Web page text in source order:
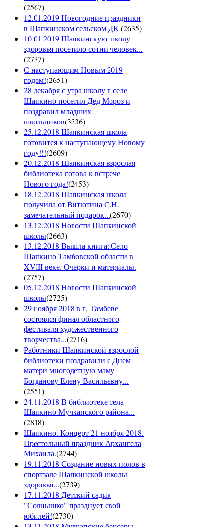
(2567)
12.01.2019 Новогодние праздники
в Шапкинском сельском ДК(2635)
10.01.2019 Шапкинскую школу
здоровья посетило сотни человек...
(2737)
С наступающим Новым 2019
годом!(2651)
28 декабря с утра школу в селе
Шапкино посетил Дед Мороз и
поздравил младших
школьников(3336)
25.12.2018 Шапкинская школа
готовится к наступающему Новому
году!!!(2609)
20.12.2018 Шапкинская взрослая
библиотека готова к встрече
Нового года!(2453)
18.12.2018 Шапкинская школа
получила от Витютина С.Н.
замечательный подарок...(2670)
13.12.2018 Новости Шапкинской
школы(2663)
13.12.2018 Вышла книга: Село
Шапкино Тамбовской области в
XVIII веке. Очерки и материалы.
(2757)
05.12.2018 Новости Шапкинской
школы(2725)
29 ноября 2018 в г. Тамбове
состоялся финал областного
фестиваля художественного
творчества...(2716)
Работники Шапкинской взрослой
библиотеки поздравили с Днем
матери многодетную маму
Богданову Елену Васильевну...
(2551)
24.11.2018 В библиотеке села
Шапкино Мучкапского района...
(2818)
Шапкино. Концерт 21 ноября 2018.
Престольный праздник Архангела
Михаила.(2744)
19.11.2018 Создание новых полов в
спортзале Шапкинской школы
здоровья...(2739)
17.11.2018 Детский садик
"Солнышко" празднует свой
юбилей!(2730)